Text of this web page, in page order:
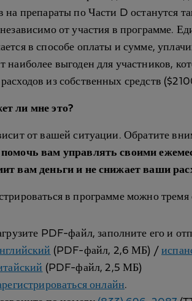
на препараты по Части D останутся
от участия в программе.
в способе оплаты и сумме,
наиболее выгоден для участников,
из собственных средств
ли мне это?
от вашей ситуации. Обратите
вам управлять своими
вам деньги и не снижает ваши
в программе можно тремя
PDF-файл, заполните его и
(PDF-файл, 2,6 МБ) /
(PDF-файл, 2,5 МБ)
онлайн.